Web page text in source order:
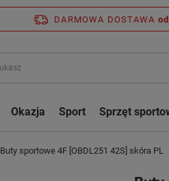
DARMOWA DOSTAWA
Okazja Sport Sprzęt
Buty sportowe 4F [OBDL251 42S] skóra PL